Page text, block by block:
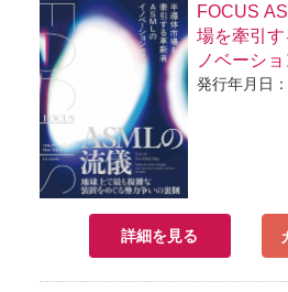
FOCUS
場を牽引
ノベーシ
発行年月日
詳細を見る